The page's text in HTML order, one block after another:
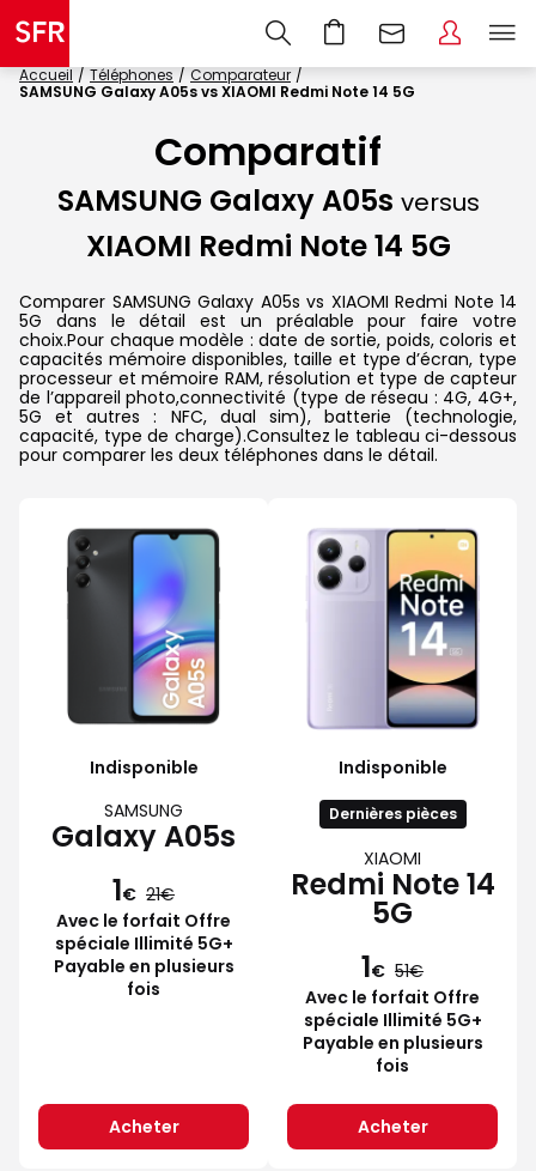
Accueil Téléphones
Comparateur
SAMSUNG Galaxy A05s vs XIAOMI Redmi Note 14 5G
Comparatif
SAMSUNG Galaxy A05s versus
XIAOMI Redmi Note 14 5G
Comparer SAMSUNG Galaxy A05s vs XIAOMI Redmi Note 14
5G dans le détail est un préalable pour faire votre
choix.Pour chaque modèle : date de sortie, poids, coloris et
capacités mémoire disponibles, taille et type d’écran, type
processeur et mémoire RAM, résolution et type de capteur
de l’appareil photo,connectivité (type de réseau : 4G, 4G+,
5G et autres : NFC, dual sim), batterie (technologie,
capacité, type de charge).Consultez le tableau ci-dessous
pour comparer les deux téléphones dans le détail.
Indisponible
SAMSUNG
Galaxy A05s
1€ 21
Avec le forfait Offre
spéciale Illimité 5G+
Payable en plusieurs
fois
Acheter
Indisponible
Dernières pièces
XIAOMI
Redmi Note 14
5G
1€ 51
Avec le forfait Offre
spéciale Illimité 5G+
Payable en plusieurs
fois
Acheter